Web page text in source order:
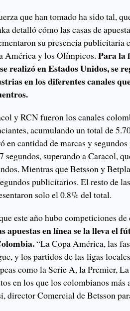
que han tomado ha sido tal,
detalló cómo las casas de
su presencia publicitaria
América y los Olímpicos. Para la
realizó en Estados Unidos, se
en los diferentes canales
y RCN fueron los canales
acumulando un total de
en cantidad de marcas y
segundos, superando a Caracol,
Mientras que Betsson y
publicitarios. El resto de
solo el 0.8% del total.
este año hubo competiciones
apuestas en línea se la lleva el
“La Copa América, las
y los partidos de las ligas
como la Serie A, la Premier,
en los que los colombianos
director Comercial de Betsson